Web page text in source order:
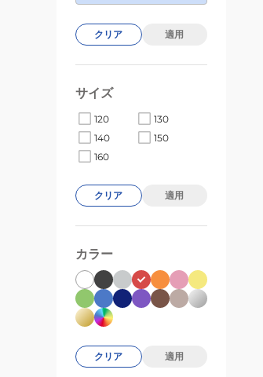
クリア 適用
サイズ
120
130
140
150
160
クリア 適用
カラー
クリア 適用